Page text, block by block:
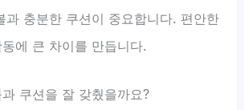
과 충분한 쿠션이 중요합니다. 편안한
에 큰 차이를 만듭니다.
쿠션을 잘 갖췄을까요?